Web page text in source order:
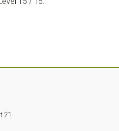
21